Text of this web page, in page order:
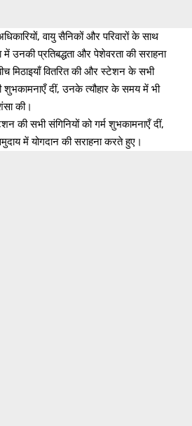
वायु सैनिकों और परिवारों के साथ
उनकी प्रतिबद्धता और पेशेवरता की सराहना
मिठाइयाँ वितरित की और स्टेशन के सभी
शुभकामनाएँ दीं, उनके त्यौहार के समय में भी
की।
की सभी संगिनियों को गर्म शुभकामनाएँ दीं,
में योगदान की सराहना करते हुए।